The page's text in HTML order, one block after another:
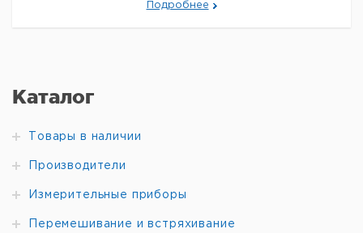
Каталог
Товары в наличии
Производители
Измерительные приборы
Перемешивание и встряхивание
Подробнее